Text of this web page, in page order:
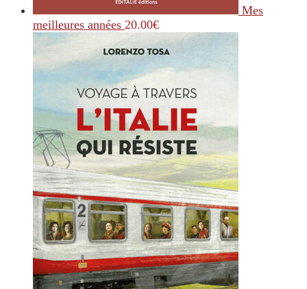
Mes
meilleures années 20.00€